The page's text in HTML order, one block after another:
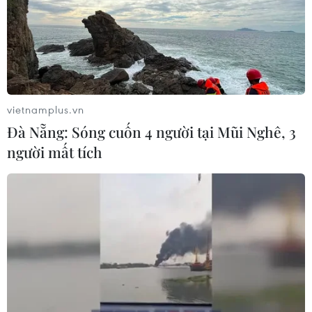
Sập công trình tại Cuba khiến 2
người tử vong
07/08/2026 01:48
Đảng Cộng hòa đề xuất dự luật trao
thêm thẩm quyền thuế quan cho ông
Cựu Giám đốc Viện Quốc gia về Dị
ứng của Mỹ bị buộc tội khinh thường
vietnamplus.vn
Đà Nẵng: Sóng cuốn 4 người tại Mũi Nghê, 3
người mất tích